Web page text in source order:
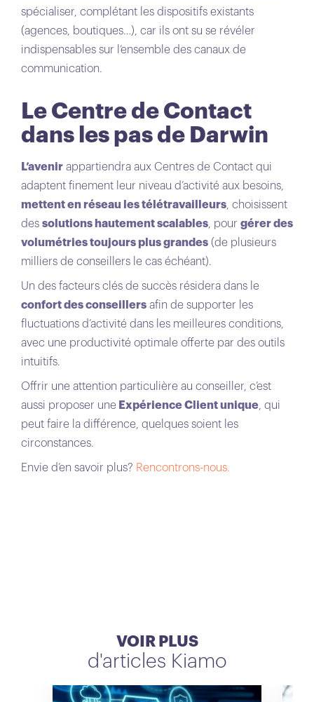
spécialiser, complétant les dispositifs existants
(agences, boutiques…), car ils ont su se révéler
indispensables sur l‘ensemble des canaux de
communication.
Le Centre de Contact
dans les pas de Darwin
L’avenir appartiendra aux Centres de Contact qui
adaptent finement leur niveau d’activité aux besoins,
mettent en réseau les télétravailleurs , choisissent
des solutions hautement scalables , pour gérer des
volumétries toujours plus grandes (de plusieurs
milliers de conseillers le cas échéant).
Un des facteurs clés de succès résidera dans le
confort des conseillers afin de supporter les
fluctuations d’activité dans les meilleures conditions,
avec une productivité optimale offerte par des outils
intuitifs.
Offrir une attention particulière au conseiller, c’est
aussi proposer une Expérience Client unique , qui
peut faire la différence, quelques soient les
circonstances.
Envie d’en savoir plus? Rencontrons-nous.
VOIR PLUS
d'articles Kiamo